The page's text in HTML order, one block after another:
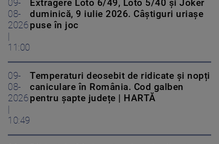
09-
08-
2026
|
11:00
Extragere Loto 6/49, Loto 5/40 și Joker
duminică, 9 iulie 2026. Câștiguri uriașe
puse în joc
09-
08-
2026
|
10:49
Temperaturi deosebit de ridicate și nopți
caniculare în România. Cod galben
pentru șapte județe | HARTĂ